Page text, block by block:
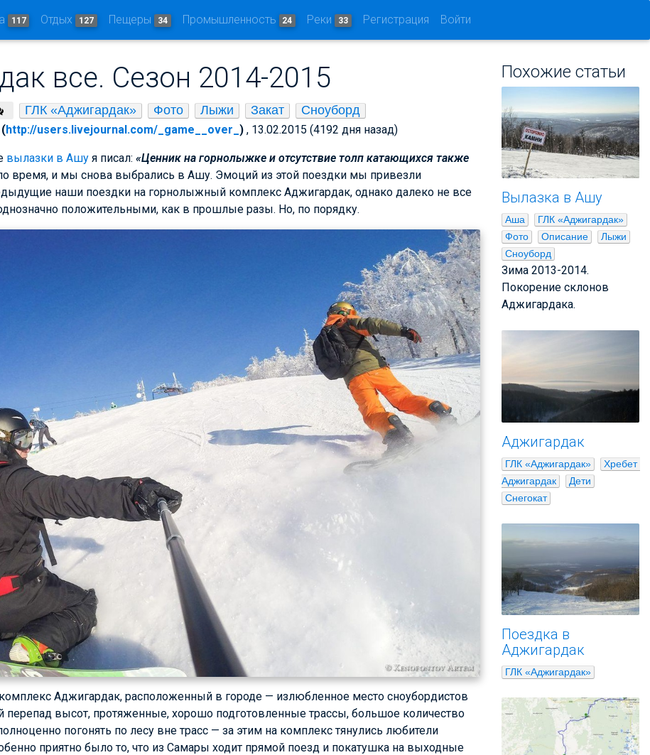
117 Отдых 127 Пещеры 34 Промышленность 24 Реки 33 Регистрация Войти
все. Сезон 2014-2015
ГЛК «Аджигардак» Фото Лыжи Закат Сноуборд
http://users.livejournal.com/_game__over_ ) , 13.02.2015 (4192 дня назад)
вылазки в Ашу я писал: «Ценник на горнолыжке и отсутствие толп катающихся также
время, и мы снова выбрались в Ашу. Эмоций из этой поездки мы привезли
наши поездки на горнолыжный комплекс Аджигардак, однако далеко не все
положительными, как в прошлые разы. Но, по порядку.
Аджигардак, расположенный в городе — излюбленное место сноубордистов
высот, протяженные, хорошо подготовленные трассы, большое количество
погонять по лесу вне трасс — за этим на комплекс тянулись любители
приятно было то, что из Самары ходит прямой поезд и покатушка на выходные
Похожие статьи
Вылазка в Ашу
Аша
ГЛК «Аджигардак»
Фото
Описание
Лыжи
Сноуборд
Зима 2013-2014.
Покорение склонов
Аджигардака.
Аджигардак
ГЛК «Аджигардак»
Хребет
Аджигардак
Дети
Снегокат
Поездка в
Аджигардак
ГЛК «Аджигардак»